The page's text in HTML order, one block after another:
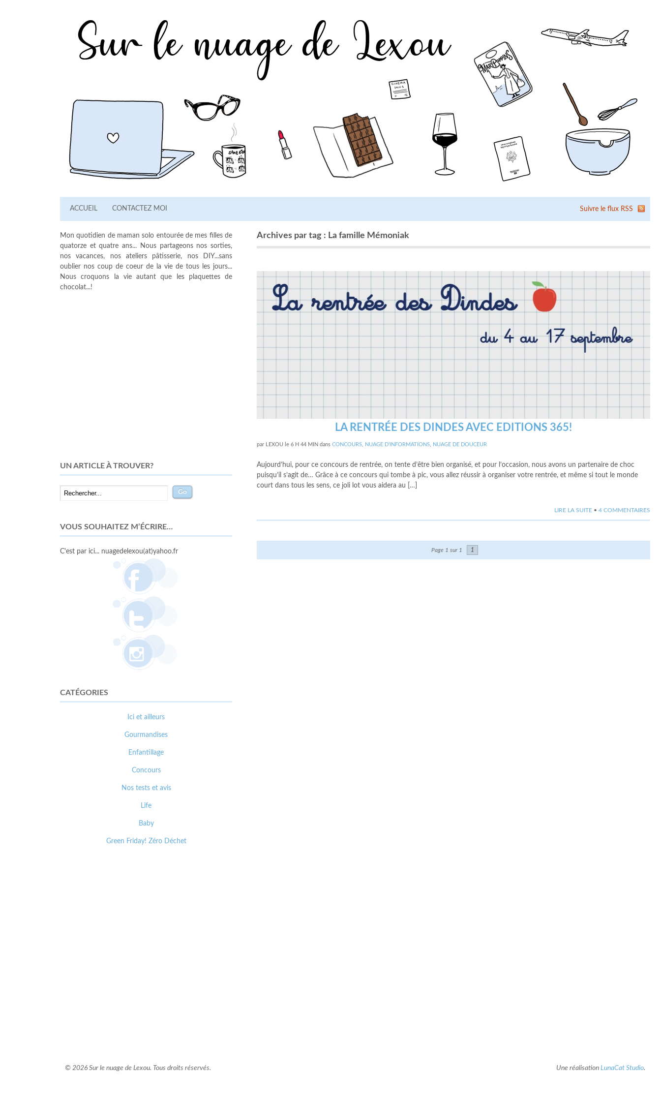
ACCUEIL CONTACTEZ MOI Suivre le flux RSS
Archives par tag : La famille Mémoniak
LA RENTRÉE DES DINDES AVEC EDITIONS 365!
par LEXOU le 6 H 44 MIN dans CONCOURS NUAGE D'INFORMATIONS NUAGE DE DOUCEUR
Aujourd’hui, pour ce concours de rentrée, on tente d’être bien organisé, et pour l’occasion, nous avons un partenaire de choc
puisqu’il s’agit de… Grâce à ce concours qui tombe à pic, vous allez réussir à organiser votre rentrée, et même si tout le monde
court dans tous les sens, ce joli lot vous aidera au […]
LIRE LA SUITE • 4 COMMENTAIRES
Page 1 sur 1 1
Mon quotidien de maman solo entourée de mes filles de
quatorze et quatre ans... Nous partageons nos sorties,
nos vacances, nos ateliers pâtisserie, nos DIY...sans
oublier nos coup de coeur de la vie de tous les jours...
Nous croquons la vie autant que les plaquettes de
chocolat...!
UN ARTICLE À TROUVER?
VOUS SOUHAITEZ M’ÉCRIRE…
C'est par ici... nuagedelexou(at)yahoo.fr
CATÉGORIES
Ici et ailleurs
Gourmandises
Enfantillage
Concours
Nos tests et avis
Life
Baby
Green Friday! Zéro Déchet
© 2026 Sur le nuage de Lexou. Tous droits réservés. Une réalisation LunaCat Studio.